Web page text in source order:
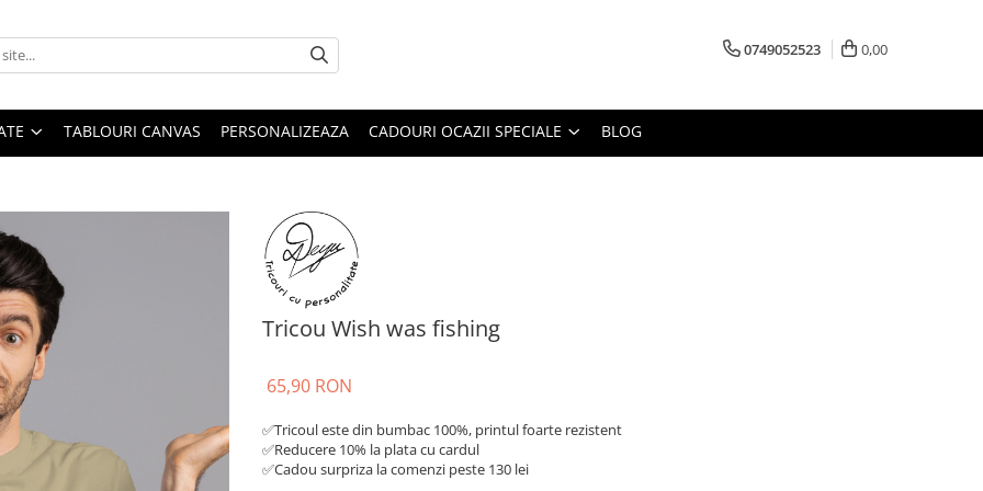
0749052523 0,00
TABLOURI CANVAS PERSONALIZEAZA CADOURI OCAZII SPECIALE BLOG
Tricou Wish was fishing
65,90 RON
✅Tricoul este din bumbac 100%, printul foarte rezistent
✅Reducere 10% la plata cu cardul
✅Cadou surpriza la comenzi peste 130 lei